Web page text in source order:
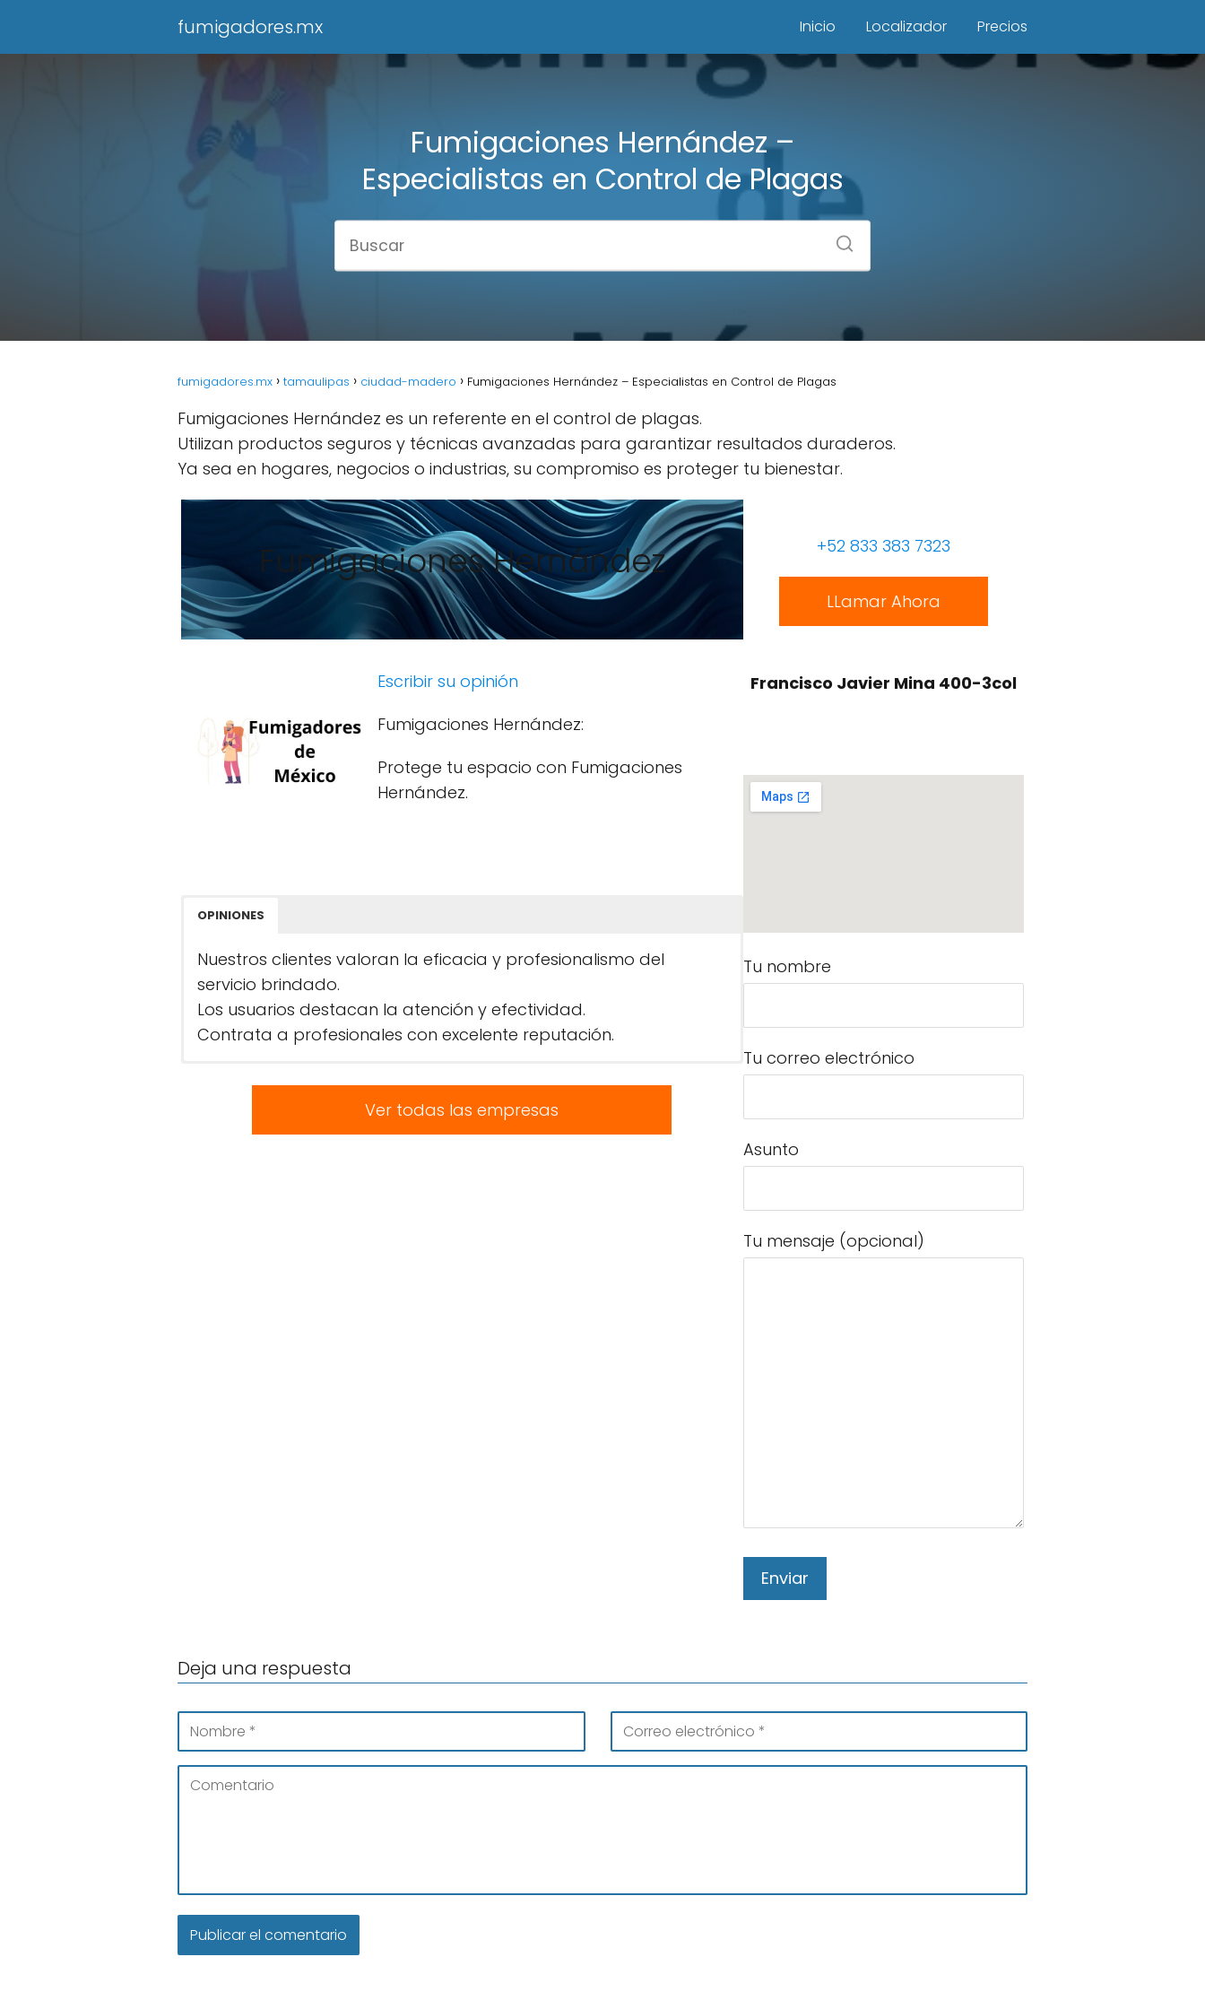
fumigadores.mx Inicio Localizador Precios
Fumigaciones Hernández –
Especialistas en Control de Plagas
fumigadores.mx tamaulipas ciudad-madero Fumigaciones Hernández – Especialistas en Control de Plagas
Fumigaciones Hernández es un referente en el control de plagas.
Utilizan productos seguros y técnicas avanzadas para garantizar resultados duraderos.
Ya sea en hogares, negocios o industrias, su compromiso es proteger tu bienestar.
Fumigaciones Hernández
Escribir su opinión
Fumigaciones Hernández:
Protege tu espacio con Fumigaciones
Hernández.
OPINIONES
Nuestros clientes valoran la eficacia y profesionalismo del
servicio brindado.
Los usuarios destacan la atención y efectividad.
Contrata a profesionales con excelente reputación.
Ver todas las empresas
+52 833 383 7323
LLamar Ahora
Francisco Javier Mina 400-3col
Tu nombre
Tu correo electrónico
Asunto
Tu mensaje (opcional)
Deja una respuesta